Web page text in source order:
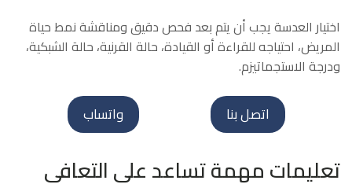
اختيار العدسة يجب أن يتم بعد فحص دقيق ومناقشة نمط حياة
المريض، احتياجه للقراءة أو القيادة، حالة القرنية، حالة الشبكية،
ودرجة الاستجماتيزم.
اتصل بنا واتساب
تعليمات مهمة تساعد على التعافي